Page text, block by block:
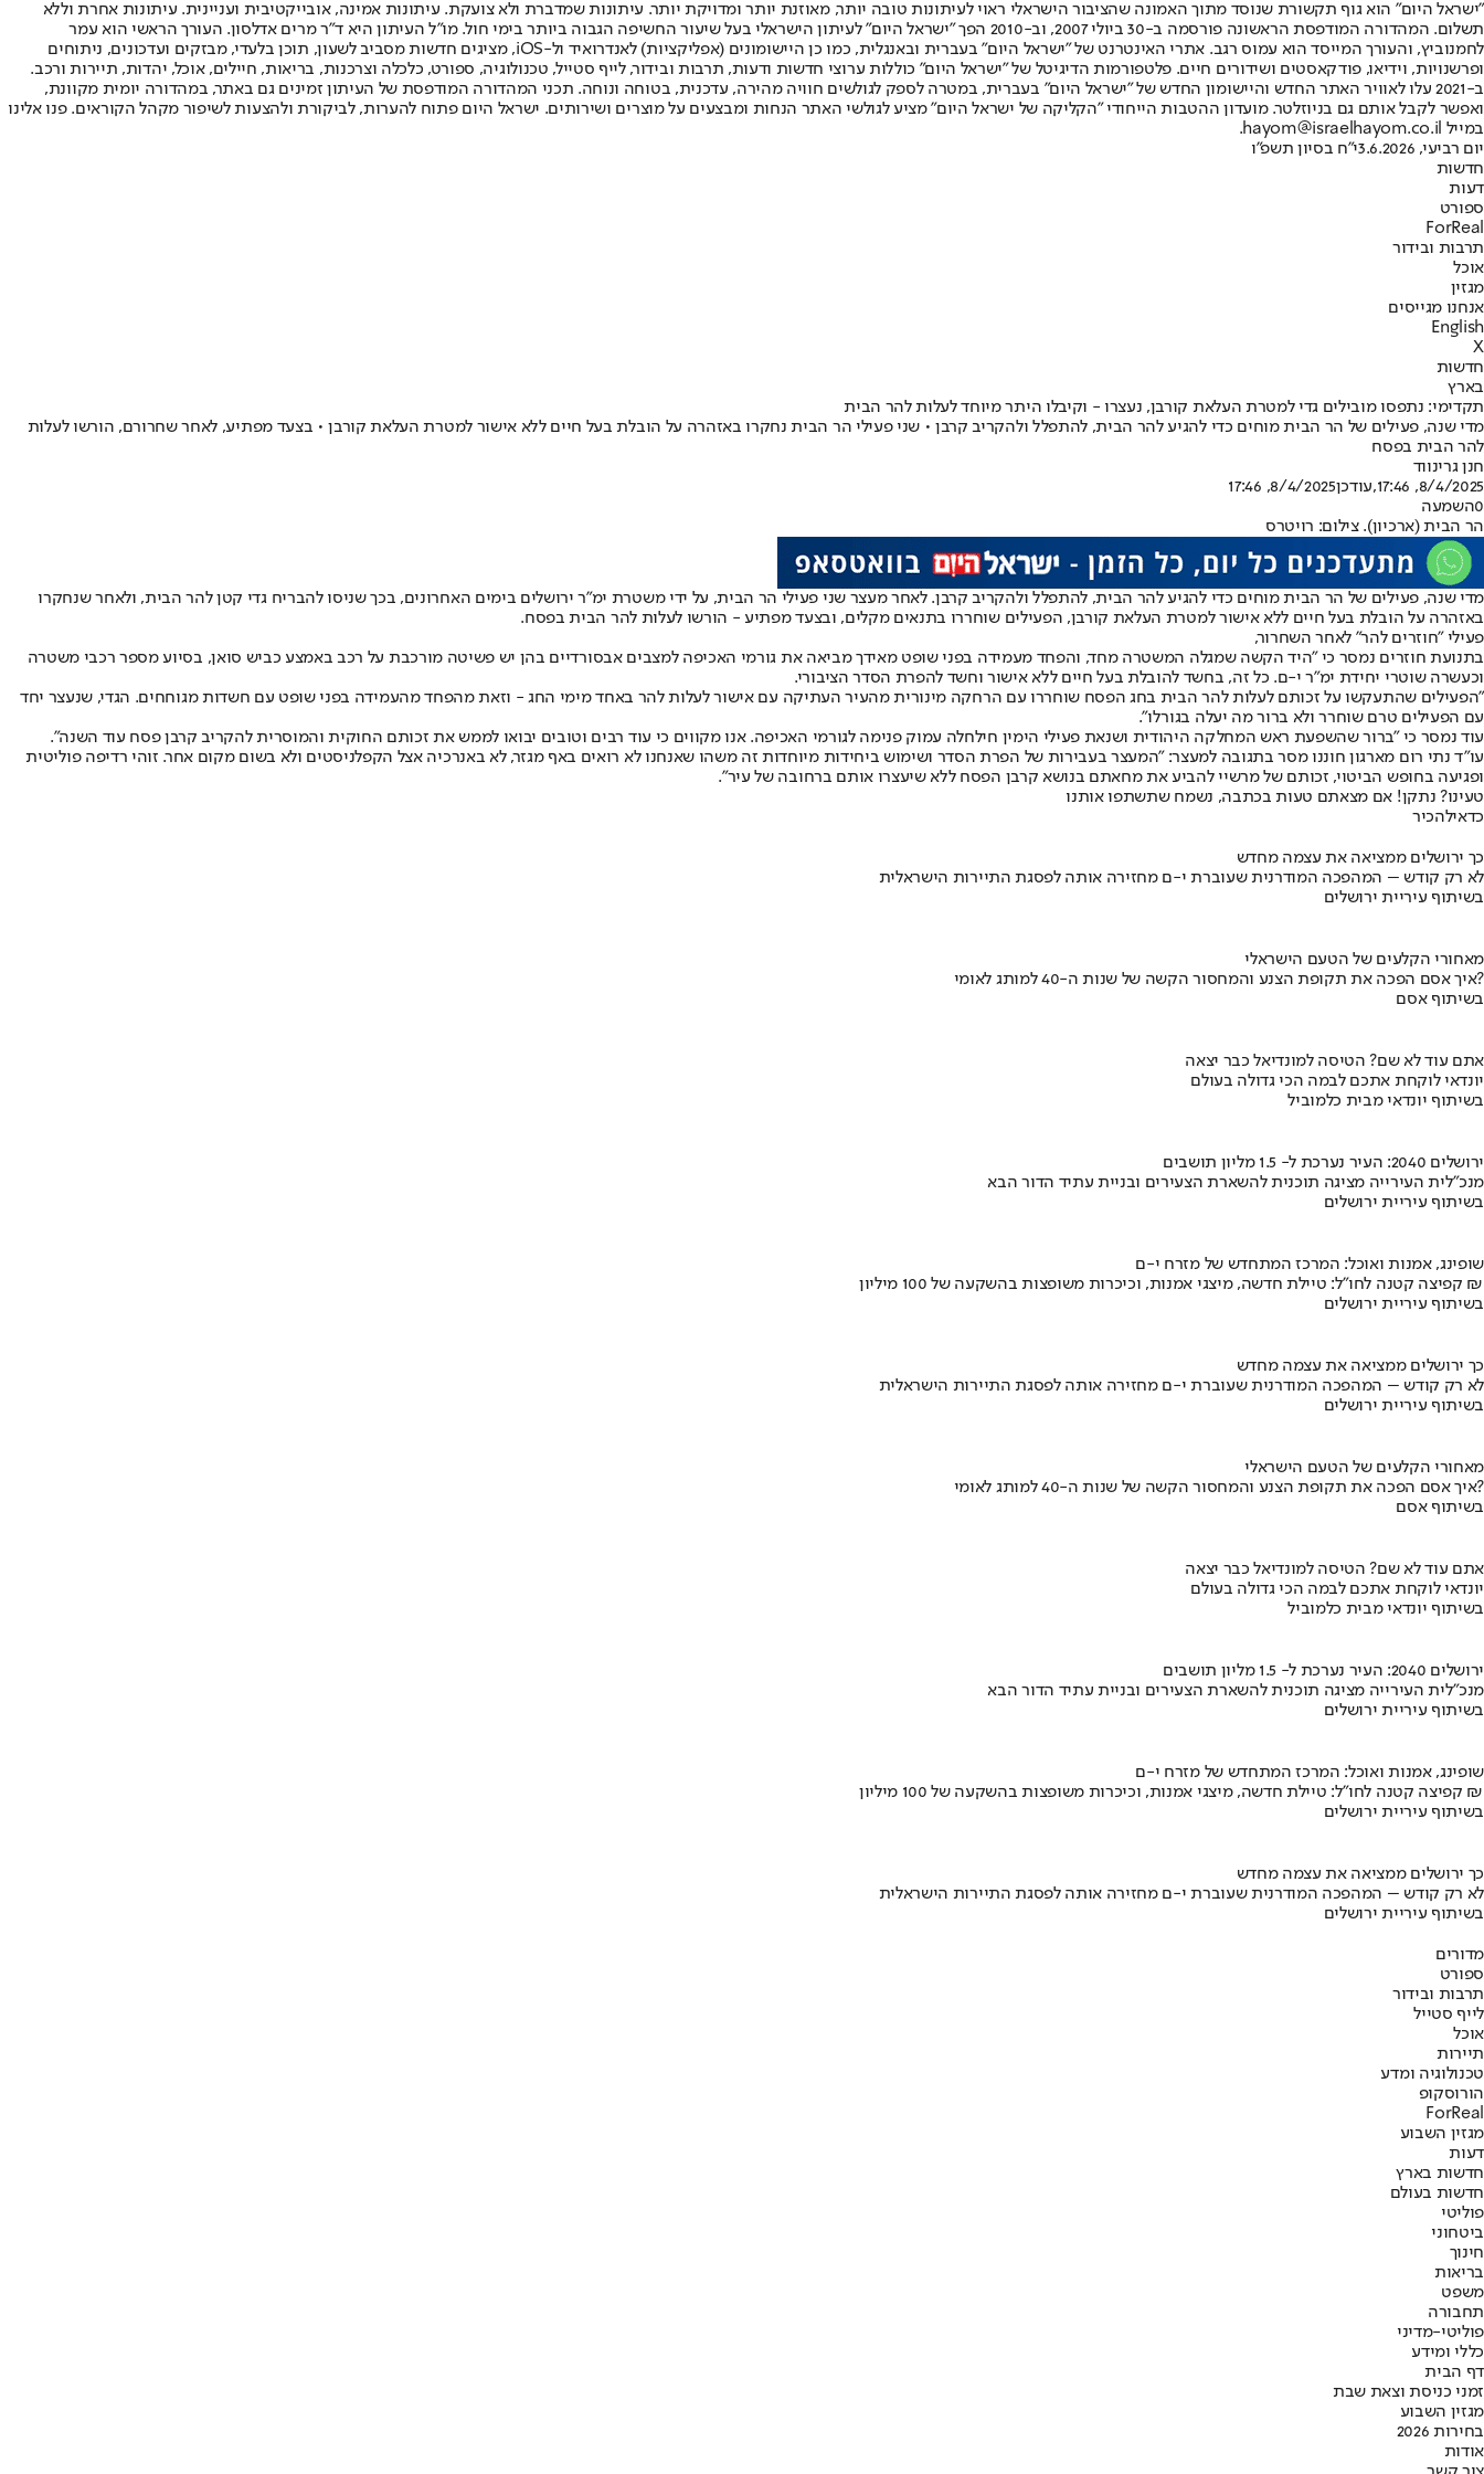
"ישראל היום" הוא גוף תקשורת שנוסד מתוך האמונה שהציבור הישראלי ראוי לעיתונות טובה יותר, מאוזנת יותר ומדויקת יותר. עיתונות שמדברת ולא צועקת. עיתונות אמינה, אובייקטיבית ועניינית. עיתונות אחרת וללא
תשלום. המהדורה המודפסת הראשונה פורסמה ב-30 ביולי 2007, וב-2010 הפך "ישראל היום" לעיתון הישראלי בעל שיעור החשיפה הגבוה ביותר בימי חול. מו"ל העיתון היא ד"ר מרים אדלסון. העורך הראשי הוא עמר
לחמנוביץ, והעורך המייסד הוא עמוס רגב. אתרי האינטרנט של "ישראל היום" בעברית ובאנגלית, כמו כן היישומונים (אפליקציות) לאנדרואיד ול-iOS, מציגים חדשות מסביב לשעון, תוכן בלעדי, מבזקים ועדכונים, ניתוחים
ופרשנויות, וידיאו, פודקאסטים ושידורים חיים. פלטפורמות הדיגיטל של "ישראל היום" כוללות ערוצי חדשות ודעות, תרבות ובידור, לייף סטייל, טכנולוגיה, ספורט, כלכלה וצרכנות, בריאות, חיילים, אוכל, יהדות, תיירות ורכב.
ב-2021 עלו לאוויר האתר החדש והיישומון החדש של "ישראל היום" בעברית, במטרה לספק לגולשים חוויה מהירה, עדכנית, בטוחה ונוחה. תכני המהדורה המודפסת של העיתון זמינים גם באתר, במהדורה יומית מקוונת,
ואפשר לקבל אותם גם בניוזלטר. מועדון ההטבות הייחודי "הקליקה של ישראל היום" מציע לגולשי האתר הנחות ומבצעים על מוצרים ושירותים. ישראל היום פתוח להערות, לביקורת ולהצעות לשיפור מקהל הקוראים. פנו אלינו
במייל hayom@israelhayom.co.il.
יום רביעי, 3.6.2026
י"ח בסיון תשפ"ו
חדשות
דעות
ספורט
ForReal
תרבות ובידור
אוכל
מגזין
אנחנו מגייסים
English
X
חדשות
בארץ
תקדימי: נתפסו מובילים גדי למטרת העלאת קורבן, נעצרו - וקיבלו היתר מיוחד לעלות להר הבית
מדי שנה, פעילים של הר הבית מוחים כדי להגיע להר הבית, להתפלל ולהקריב קרבן • שני פעילי הר הבית נחקרו באזהרה על הובלת בעל חיים ללא אישור למטרת העלאת קורבן • בצעד מפתיע, לאחר שחרורם, הורשו לעלות
להר הבית בפסח
חנן גרינווד
8/4/2025, 17:46
,עודכן8/4/2025, 17:46
0השמעה
הר הבית (ארכיון). צילום: רויטרס
מדי שנה, פעילים של הר הבית מוחים כדי להגיע להר הבית, להתפלל ולהקריב קרבן. לאחר מעצר שני פעילי הר הבית, על ידי משטרת ימ"ר ירושלים בימים האחרונים, בכך שניסו להבריח גדי קטן להר הבית, ולאחר שנחקרו
באזהרה על הובלת בעל חיים ללא אישור למטרת העלאת קורבן, הפעילים שוחררו בתנאים מקלים, ובצעד מפתיע - הורשו לעלות להר הבית בפסח.
פעילי "חוזרים להר" לאחר השחרור,
בתנועת חוזרים נמסר כי "היד הקשה שמגלה המשטרה מחד, והפחד מעמידה בפני שופט מאידך מביאה את גורמי האכיפה למצבים אבסורדיים בהן יש פשיטה מורכבת על רכב באמצע כביש סואן, בסיוע מספר רכבי משטרה
וכעשרה שוטרי יחידת ימ"ר י-ם. כל זה, בחשד להובלת בעל חיים ללא אישור וחשד להפרת הסדר הציבורי.
"הפעילים שהתעקשו על זכותם לעלות להר הבית בחג הפסח שוחררו עם הרחקה מינורית מהעיר העתיקה עם אישור לעלות להר באחד מימי החג - וזאת מהפחד מהעמידה בפני שופט עם חשדות מגוחחים. הגדי, שנעצר יחד
עם הפעילים טרם שוחרר ולא ברור מה יעלה בגורלו".
עוד נמסר כי "ברור שהשפעת ראש המחלקה היהודית ושנאת פעילי הימין חילחלה עמוק פנימה לגורמי האכיפה. אנו מקווים כי עוד רבים וטובים יבואו לממש את זכותם החוקית והמוסרית להקריב קרבן פסח עוד השנה".
עו"ד נתי רום מארגון חוננו מסר בתגובה למעצר: "המעצר בעבירות של הפרת הסדר ושימוש ביחידות מיוחדות זה משהו שאנחנו לא רואים באף מגזר, לא באנרכיה אצל הקפלניסטים ולא בשום מקום אחר. זוהי רדיפה פוליטית
ופגיעה בחופש הביטוי, זכותם של מרשיי להביע את מחאתם בנושא קרבן הפסח ללא שיעצרו אותם ברחובה של עיר".
טעינו? נתקן! אם מצאתם טעות בכתבה, נשמח שתשתפו אותנו
כדאילהכיר
כך ירושלים ממציאה את עצמה מחדש
לא רק קודש – המהפכה המודרנית שעוברת י-ם מחזירה אותה לפסגת התיירות הישראלית
בשיתוף עיריית ירושלים
מאחורי הקלעים של הטעם הישראלי
איך אסם הפכה את תקופת הצנע והמחסור הקשה של שנות ה-40 למותג לאומי?
בשיתוף אסם
אתם עוד לא שם? הטיסה למונדיאל כבר יצאה
יונדאי לוקחת אתכם לבמה הכי גדולה בעולם
בשיתוף יונדאי מבית כלמוביל
ירושלים 2040: העיר נערכת ל- 1.5 מליון תושבים
מנכ"לית העירייה מציגה תוכנית להשארת הצעירים ובניית עתיד הדור הבא
בשיתוף עיריית ירושלים
שופינג, אמנות ואוכל: המרכז המתחדש של מזרח י-ם
קפיצה קטנה לחו"ל: טיילת חדשה, מיצגי אמנות, וכיכרות משופצות בהשקעה של 100 מיליון ₪
בשיתוף עיריית ירושלים
כך ירושלים ממציאה את עצמה מחדש
לא רק קודש – המהפכה המודרנית שעוברת י-ם מחזירה אותה לפסגת התיירות הישראלית
בשיתוף עיריית ירושלים
מאחורי הקלעים של הטעם הישראלי
איך אסם הפכה את תקופת הצנע והמחסור הקשה של שנות ה-40 למותג לאומי?
בשיתוף אסם
אתם עוד לא שם? הטיסה למונדיאל כבר יצאה
יונדאי לוקחת אתכם לבמה הכי גדולה בעולם
בשיתוף יונדאי מבית כלמוביל
ירושלים 2040: העיר נערכת ל- 1.5 מליון תושבים
מנכ"לית העירייה מציגה תוכנית להשארת הצעירים ובניית עתיד הדור הבא
בשיתוף עיריית ירושלים
שופינג, אמנות ואוכל: המרכז המתחדש של מזרח י-ם
קפיצה קטנה לחו"ל: טיילת חדשה, מיצגי אמנות, וכיכרות משופצות בהשקעה של 100 מיליון ₪
בשיתוף עיריית ירושלים
כך ירושלים ממציאה את עצמה מחדש
לא רק קודש – המהפכה המודרנית שעוברת י-ם מחזירה אותה לפסגת התיירות הישראלית
בשיתוף עיריית ירושלים
מדורים
ספורט
תרבות ובידור
לייף סטייל
אוכל
תיירות
טכנולוגיה ומדע
הורוסקופ
ForReal
מגזין השבוע
דעות
חדשות בארץ
חדשות בעולם
פוליטי
ביטחוני
חינוך
בריאות
משפט
תחבורה
פוליטי-מדיני
כללי ומידע
דף הבית
זמני כניסת וצאת שבת
מגזין השבוע
בחירות 2026
אודות